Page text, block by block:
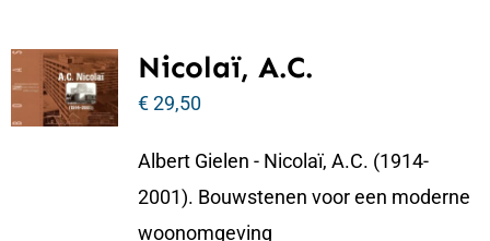
Nicolaï, A.C.
€29,50
Albert Gielen - Nicolaï, A.C. (1914-
2001). Bouwstenen voor een moderne
woonomgeving